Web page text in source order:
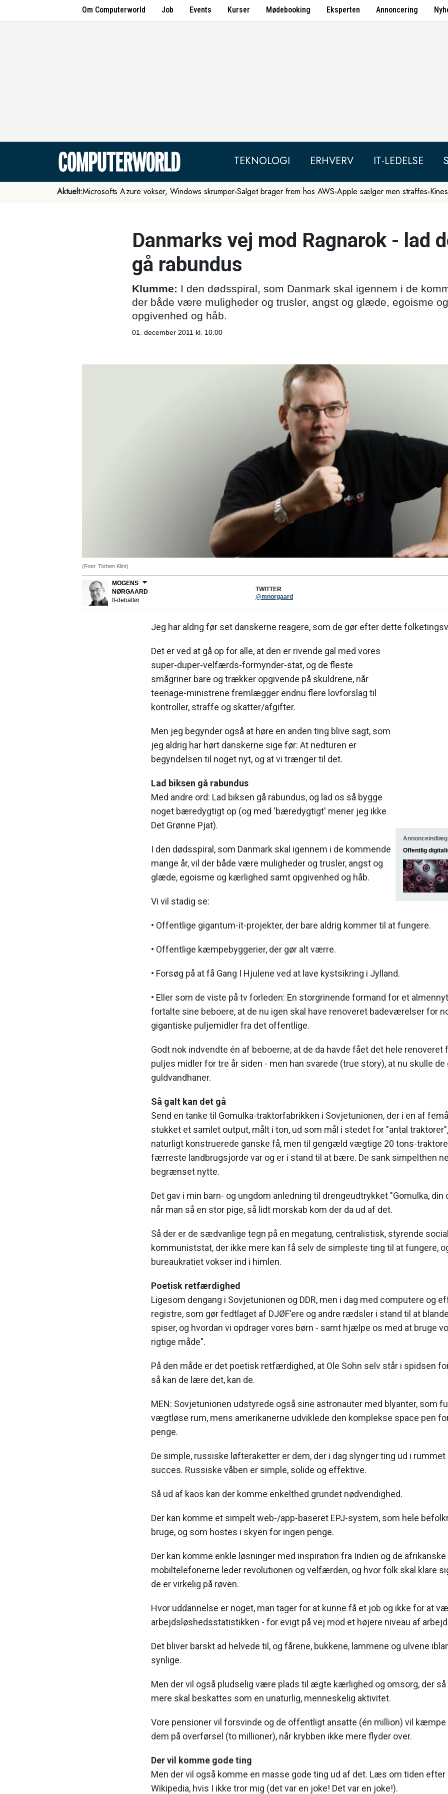
Om Computerworld Job Events Kurser Mødebooking Eksperten Annoncering
TEKNOLOGI ERHVERV IT-LEDELSE
Aktuelt:Microsofts Azure vokser, Windows skrumper Salget brager frem hos AWS Apple sælger men straffes
Danmarks vej mod Ragnarok - lad
gå rabundus
Klumme: I den dødsspiral, som Danmark skal igennem i de
der både være muligheder og trusler, angst og glæde, egoisme
opgivenhed og håb.
01. december 2011 kl. 10.00
(Foto: Torben Klint)
MOGENS
NØRGAARD
It-debattør
TWITTER
@mnorgaard
Offentlig
Jeg har aldrig før set danskerne reagere, som de gør efter dette
Det er ved at gå op for alle, at den er rivende gal med vores
super-duper-velfærds-formynder-stat, og de fleste
smågriner bare og trækker opgivende på skuldrene, når
teenage-ministrene fremlægger endnu flere lovforslag til
kontroller, straffe og skatter/afgifter.
Men jeg begynder også at høre en anden ting blive sagt, som
jeg aldrig har hørt danskerne sige før: At nedturen er
begyndelsen til noget nyt, og at vi trænger til det.
Lad biksen gå rabundus
Med andre ord: Lad biksen gå rabundus, og lad os så bygge
noget bæredygtigt op (og med 'bæredygtigt' mener jeg ikke
Det Grønne Pjat).
I den dødsspiral, som Danmark skal igennem i de kommende
mange år, vil der både være muligheder og trusler, angst og
glæde, egoisme og kærlighed samt opgivenhed og håb.
Vi vil stadig se:
• Offentlige gigantum-it-projekter, der bare aldrig kommer til at fungere.
• Offentlige kæmpebyggerier, der gør alt værre.
• Forsøg på at få Gang I Hjulene ved at lave kystsikring i Jylland.
• Eller som de viste på tv forleden: En storgrinende formand for et
fortalte sine beboere, at de nu igen skal have renoveret badeværelser for
gigantiske puljemidler fra det offentlige.
Godt nok indvendte én af beboerne, at de da havde fået det hele renoveret
puljes midler for tre år siden - men han svarede (true story), at nu skulle de
guldvandhaner.
Så galt kan det gå
Send en tanke til Gomulka-traktorfabrikken i Sovjetunionen, der i en af
stukket et samlet output, målt i ton, ud som mål i stedet for "antal
naturligt konstruerede ganske få, men til gengæld vægtige 20 tons-
færreste landbrugsjorde var og er i stand til at bære. De sank simpelthen
begrænset nytte.
Det gav i min barn- og ungdom anledning til drengeudtrykket "Gomulka, din
når man så en stor pige, så lidt morskab kom der da ud af det.
Så der er de sædvanlige tegn på en megatung, centralistisk, styrende
kommuniststat, der ikke mere kan få selv de simpleste ting til at fungere,
bureaukratiet vokser ind i himlen.
Poetisk retfærdighed
Ligesom dengang i Sovjetunionen og DDR, men i dag med computere og
registre, som gør fedtlaget af DJØF'ere og andre rædsler i stand til at
spiser, og hvordan vi opdrager vores børn - samt hjælpe os med at bruge
rigtige måde".
På den måde er det poetisk retfærdighed, at Ole Sohn selv står i spidsen
så kan de lære det, kan de.
MEN: Sovjetunionen udstyrede også sine astronauter med blyanter, som
vægtløse rum, mens amerikanerne udviklede den komplekse space pen
penge.
De simple, russiske løfteraketter er dem, der i dag slynger ting ud i
succes. Russiske våben er simple, solide og effektive.
Så ud af kaos kan der komme enkelthed grundet nødvendighed.
Der kan komme et simpelt web-/app-baseret EPJ-system, som hele
bruge, og som hostes i skyen for ingen penge.
Der kan komme enkle løsninger med inspiration fra Indien og de afrikanske
mobiltelefonerne leder revolutionen og velfærden, og hvor folk skal klare
de er virkelig på røven.
Hvor uddannelse er noget, man tager for at kunne få et job og ikke for at
arbejdsløshedsstatistikken - for evigt på vej mod et højere niveau af
Det bliver barskt ad helvede til, og fårene, bukkene, lammene og ulvene
synlige.
Men der vil også pludselig være plads til ægte kærlighed og omsorg, der
mere skal beskattes som en unaturlig, menneskelig aktivitet.
Vore pensioner vil forsvinde og de offentligt ansatte (én million) vil
dem på overførsel (to millioner), når krybben ikke mere flyder over.
Der vil komme gode ting
Men der vil også komme en masse gode ting ud af det. Læs om tiden efter
Wikipedia, hvis I ikke tror mig (det var en joke! Det var en joke!).